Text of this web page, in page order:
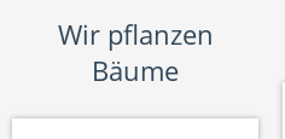
Wir pflanzen
Bäume